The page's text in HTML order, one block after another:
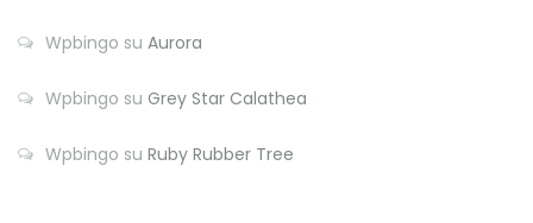
Wpbingo su Aurora
Wpbingo su Grey Star Calathea
Wpbingo su Ruby Rubber Tree